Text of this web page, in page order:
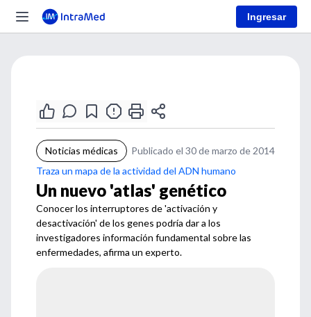
Ingresar
Noticias médicas
Publicado el 30 de marzo de 2014
Traza un mapa de la actividad del ADN humano
Un nuevo 'atlas' genético
Conocer los interruptores de 'activación y
desactivación' de los genes podría dar a los
investigadores información fundamental sobre las
enfermedades, afirma un experto.